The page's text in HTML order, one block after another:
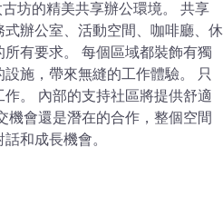
坊的精美共享辦公環境。 共享
辦公室、活動空間、咖啡廳、休
有要求。 每個區域都裝飾有獨
施，帶來無縫的工作體驗。 只
。 內部的支持社區將提供舒適
機會還是潛在的合作，整個空間
和成長機會。